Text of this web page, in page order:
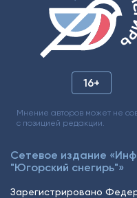
16+
Мнение авторов может не
с позицией редакции.
Сетевое издание
"Югорский снегирь"»
Зарегистрировано